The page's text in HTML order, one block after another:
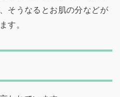
そうなるとお肌の分などが
す。